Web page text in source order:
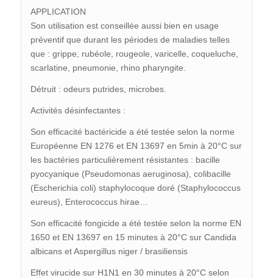
APPLICATION
Son utilisation est conseillée aussi bien en usage
préventif que durant les périodes de maladies telles
que : grippe, rubéole, rougeole, varicelle, coqueluche,
scarlatine, pneumonie, rhino pharyngite.
Détruit : odeurs putrides, microbes.
Activités désinfectantes :
Son efficacité bactéricide a été testée selon la norme
Européenne EN 1276 et EN 13697 en 5min à 20°C sur
les bactéries particulièrement résistantes : bacille
pyocyanique (Pseudomonas aeruginosa), colibacille
(Escherichia coli) staphylocoque doré (Staphylococcus
eureus), Enterococcus hirae…
Son efficacité fongicide a été testée selon la norme EN
1650 et EN 13697 en 15 minutes à 20°C sur Candida
albicans et Aspergillus niger / brasiliensis
Effet virucide sur H1N1 en 30 minutes à 20°C selon